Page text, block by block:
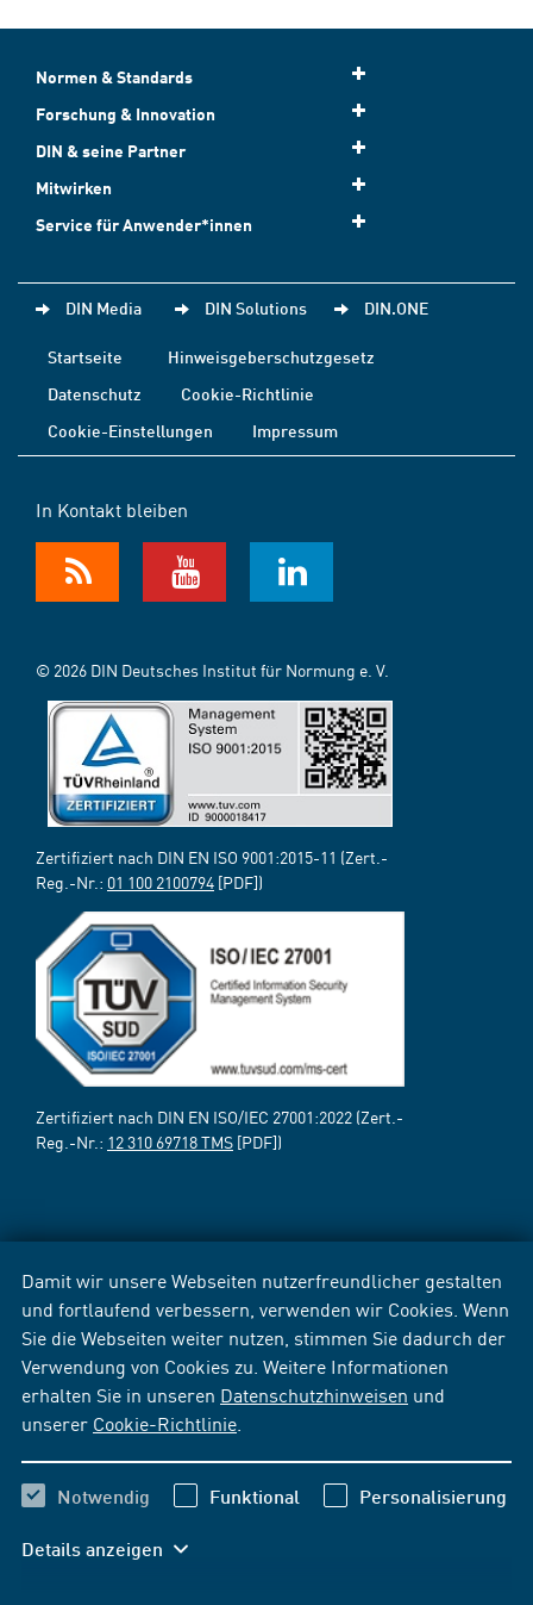
Damit wir unsere Webseiten nutzerfreundlicher gestalten
und fortlaufend verbessern, verwenden wir Cookies. Wenn
Sie die Webseiten weiter nutzen, stimmen Sie dadurch der
Verwendung von Cookies zu. Weitere Informationen
erhalten Sie in unseren Datenschutzhinweisen und
unserer Cookie-Richtlinie
Notwendig Funktional Personalisierung
Details anzeigen
Normen & Standards
Forschung & Innovation
DIN & seine Partner
Mitwirken
Service für Anwender*innen
DIN Media DIN Solutions DIN.ONE
Startseite
Hinweisgeberschutzgesetz
Datenschutz
Cookie-Richtlinie
Cookie-Einstellungen
Impressum
In Kontakt bleiben
© 2026 DIN Deutsches Institut für Normung e. V.
Zertifiziert nach DIN EN ISO 9001:2015-11 (Zert.-
Reg.-Nr.: 01 100 2100794 [PDF])
Zertifiziert nach DIN EN ISO/IEC 27001:2022 (Zert.-
Reg.-Nr.: 12 310 69718 TMS [PDF])